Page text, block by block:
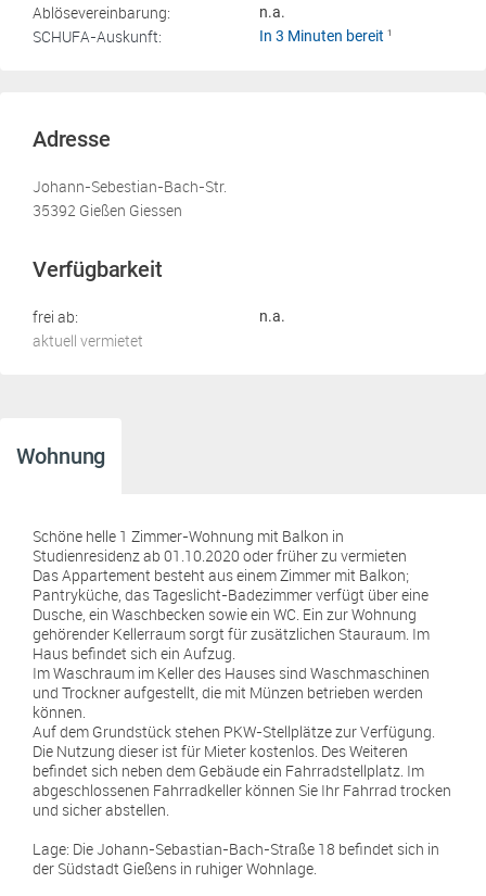
Ablösevereinbarung: n.a.
SCHUFA-Auskunft: In 3 Minuten bereit 1
Adresse
Johann-Sebestian-Bach-Str.
35392 Gießen Giessen
Verfügbarkeit
frei ab: n.a.
aktuell vermietet
Wohnung
Schöne helle 1 Zimmer-Wohnung mit Balkon in
Studienresidenz ab 01.10.2020 oder früher zu vermieten
Das Appartement besteht aus einem Zimmer mit Balkon;
Pantryküche, das Tageslicht-Badezimmer verfügt über eine
Dusche, ein Waschbecken sowie ein WC. Ein zur Wohnung
gehörender Kellerraum sorgt für zusätzlichen Stauraum. Im
Haus befindet sich ein Aufzug.
Im Waschraum im Keller des Hauses sind Waschmaschinen
und Trockner aufgestellt, die mit Münzen betrieben werden
können.
Auf dem Grundstück stehen PKW-Stellplätze zur Verfügung.
Die Nutzung dieser ist für Mieter kostenlos. Des Weiteren
befindet sich neben dem Gebäude ein Fahrradstellplatz. Im
abgeschlossenen Fahrradkeller können Sie Ihr Fahrrad trocken
und sicher abstellen.
Lage: Die Johann-Sebastian-Bach-Straße 18 befindet sich in
der Südstadt Gießens in ruhiger Wohnlage.